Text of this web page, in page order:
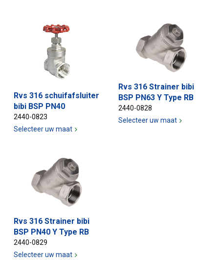
Rvs 316 schuifafsluiter
bibi BSP PN40
2440-0823
Selecteer uw maat
Rvs 316 Strainer bibi
BSP PN63 Y Type RB
2440-0828
Selecteer uw maat
Rvs 316 Strainer bibi
BSP PN40 Y Type RB
2440-0829
Selecteer uw maat